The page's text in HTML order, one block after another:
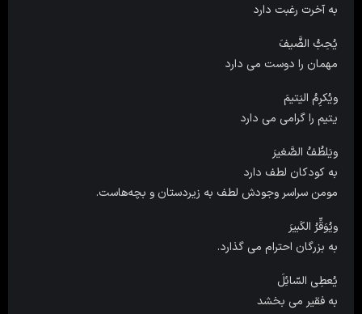
به آخرت رغبت دارد
یُحِبُّ الضَّیفَ
مهمان را دوست مى دارد
ویُکرِمُ الیَتیمَ
یتیم را گرامى مى دارد
ویَلطُفُ الصَّغیرَ
به کودکان لطف دارد
مومن سراسر وجودش لطف به زیردستان و بچه‌هاست.
ویُوَقِّرُ الکَبیرَ
به بزرگان احترام مى گذارد.
یُعطِی السّائِلَ
به فقیر مى بخشد